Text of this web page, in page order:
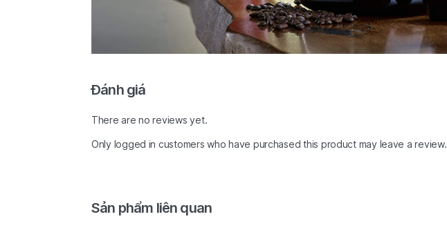
Đánh giá
There are no reviews yet.
Only logged in customers who have purchased this product may leave a review.
Sản phẩm liên quan